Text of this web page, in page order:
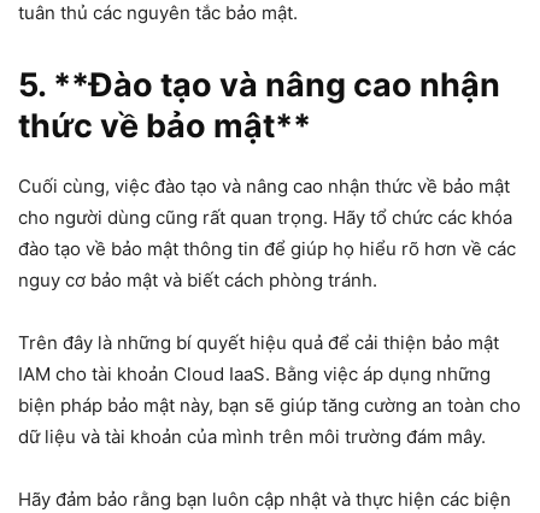
tuân thủ các nguyên tắc bảo mật.
5. **Đào tạo và nâng cao nhận
thức về bảo mật**
Cuối cùng, việc đào tạo và nâng cao nhận thức về bảo mật
cho người dùng cũng rất quan trọng. Hãy tổ chức các khóa
đào tạo về bảo mật thông tin để giúp họ hiểu rõ hơn về các
nguy cơ bảo mật và biết cách phòng tránh.
Trên đây là những bí quyết hiệu quả để cải thiện bảo mật
IAM cho tài khoản Cloud IaaS. Bằng việc áp dụng những
biện pháp bảo mật này, bạn sẽ giúp tăng cường an toàn cho
dữ liệu và tài khoản của mình trên môi trường đám mây.
Hãy đảm bảo rằng bạn luôn cập nhật và thực hiện các biện